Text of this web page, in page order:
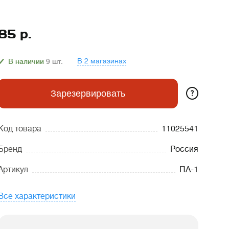
р.
В наличии 9 шт. В 2 магазинах
Зарезервировать ?
товара 11025541
Россия
ПА-1
характеристики